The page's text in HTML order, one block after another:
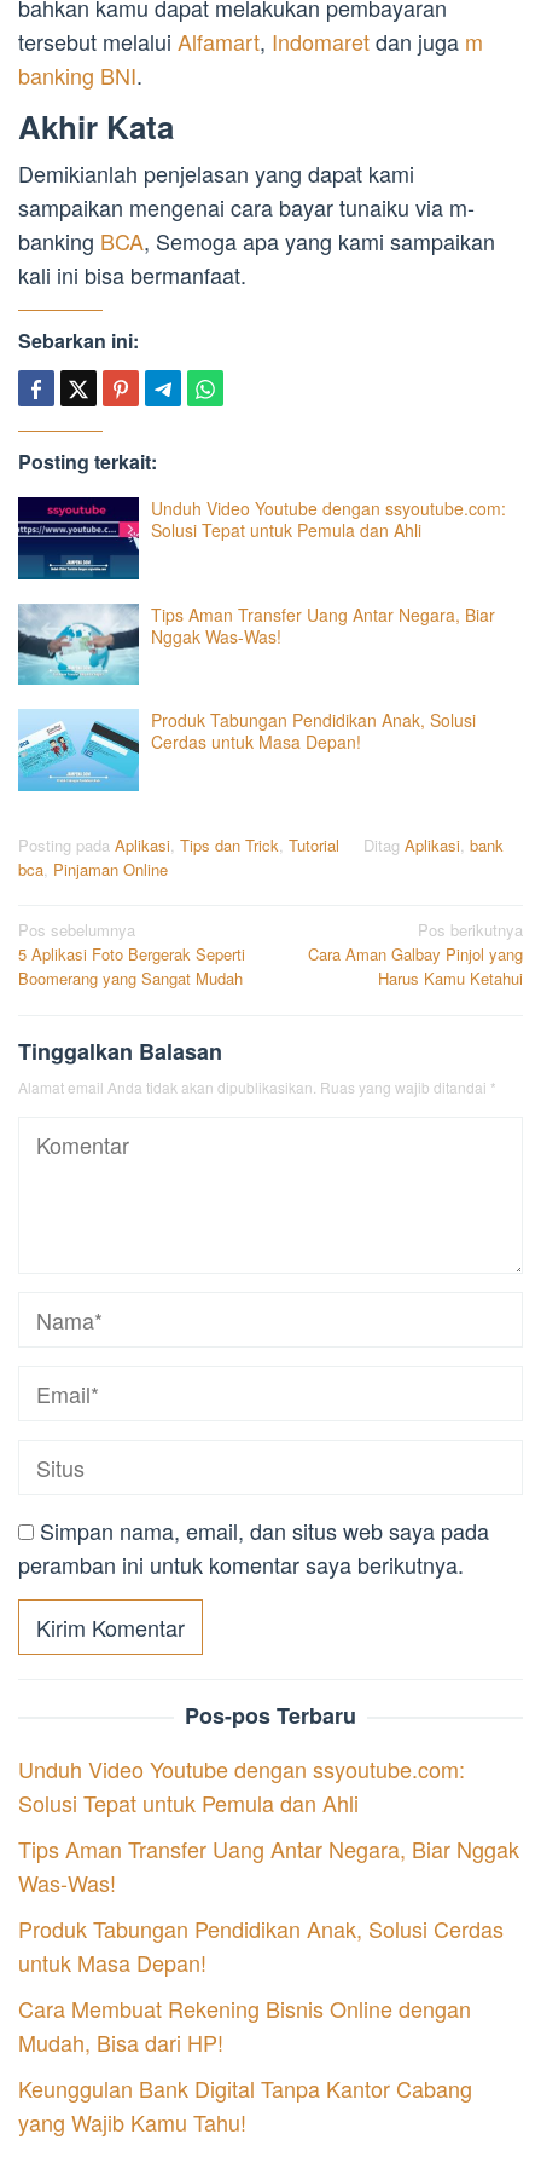
bahkan kamu dapat melakukan pembayaran
tersebut melalui Alfamart, Indomaretdan juga m
banking BNI.
Akhir Kata
Demikianlah penjelasan yang dapat kami
sampaikan mengenai cara bayar tunaiku via m-
banking BCA, Semoga apa yang kami sampaikan
kali ini bisa bermanfaat.
Sebarkan ini:
Posting terkait:
Unduh Video Youtube dengan ssyoutube.com:
Solusi Tepat untuk Pemula dan Ahli
Tips Aman Transfer Uang Antar Negara, Biar
Nggak Was-Was!
Produk Tabungan Pendidikan Anak, Solusi
Cerdas untuk Masa Depan!
Posting pada Aplikasi Tips dan Trick Tutorial Ditag Aplikasi bank
bca Pinjaman Online
Navigasi
pos
Pos sebelumnya
5 Aplikasi Foto Bergerak Seperti
Boomerang yang Sangat Mudah
Pos berikutnya
Cara Aman Galbay Pinjol yang
Harus Kamu Ketahui
Tinggalkan Balasan
Alamat email Anda tidak akan dipublikasikan. Ruas yang wajib ditandai *
Simpan nama, email, dan situs web saya pada
peramban ini untuk komentar saya berikutnya.
Pos-pos Terbaru
Unduh Video Youtube dengan ssyoutube.com:
Solusi Tepat untuk Pemula dan Ahli
Tips Aman Transfer Uang Antar Negara, Biar Nggak
Was-Was!
Produk Tabungan Pendidikan Anak, Solusi Cerdas
untuk Masa Depan!
Cara Membuat Rekening Bisnis Online dengan
Mudah, Bisa dari HP!
Keunggulan Bank Digital Tanpa Kantor Cabang
yang Wajib Kamu Tahu!